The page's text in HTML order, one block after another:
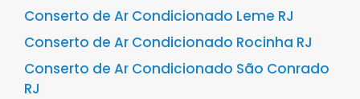
Conserto de Ar Condicionado Leme RJ
Conserto de Ar Condicionado Rocinha RJ
Conserto de Ar Condicionado São Conrado
RJ